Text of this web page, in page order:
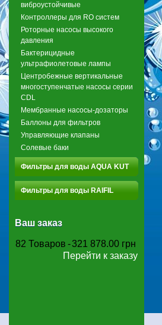
виброустойчивые
Контроллеры для RO систем
Роторные насосы высокого
давления
Бактерицидные
ультрафиолетовые лампы
Центробежные вертикальные
многоступенчатые насосы серии
CDL
Мембранные насосы-дозаторы
Баллоны для фильтров
Управляющие клапаны
Солевые баки
Фильтры для воды AQUA KUT
Фильтры для воды RAIFIL
Ваш заказ
82 Товаров -321 878.00 грн
Перейти к заказу